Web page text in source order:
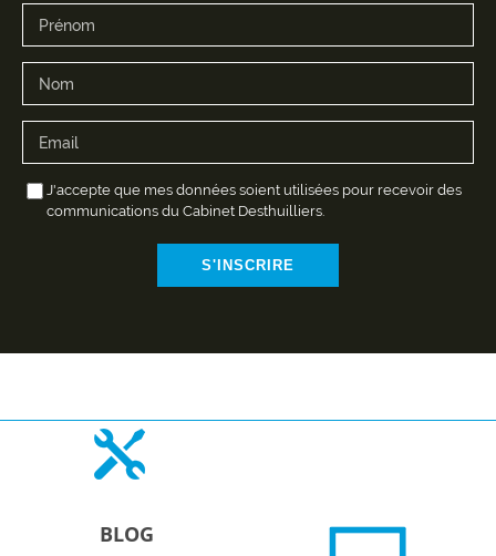
J'accepte que mes données soient utilisées pour recevoir des
communications du Cabinet Desthuilliers.
S'INSCRIRE
BLOG